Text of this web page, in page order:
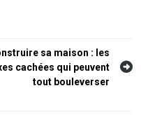
sa maison : les
cachées qui peuvent
tout bouleverser